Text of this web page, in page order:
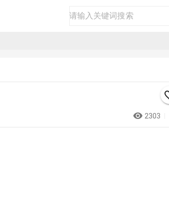
二手 商品
2303